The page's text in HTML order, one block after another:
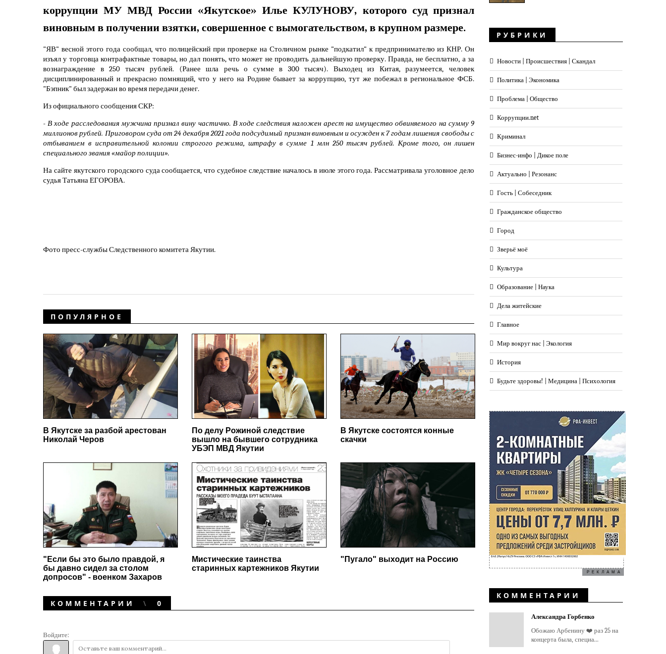
коррупции МУ МВД России «Якутское»Илье КУЛУНОВУ, которого суд признал
виновным в получении взятки, совершенное с вымогательством, в крупном размере.
"ЯВ" весной этого года сообщал, что полицейский при проверке на Столичном рынке "подкатил" к предпринимателю из КНР. Он
изъял у торговца контрафактные товары, но дал понять, что может не проводить дальнейшую проверку. Правда, не бесплатно, а за
вознаграждение в 250 тысяч рублей. (Ранее шла речь о сумме в 300 тысяч). Выходец из Китая, разумеется, человек
дисциплинированный и прекрасно помнящий, что у него на Родине бывает за коррупцию, тут же побежал в региональное ФСБ.
"Бэпник" был задержан во время передачи денег.
Из официального сообщения СКР:
-В ходе расследования мужчина признал вину частично. В ходе следствия наложен арест на имущество обвиняемого на сумму 9
миллионов рублей. Приговором суда от 24 декабря 2021 года подсудимый признан виновным и осужден к 7 годам лишения свободы с
отбыванием в исправительной колонии строгого режима, штрафу в сумме 1 млн 250 тысяч рублей. Кроме того, он лишен
специального звания «майор полиции».
На сайте якутского городского суда сообщается, что судебное следствие началось в июле этого года. Рассматривала уголовное дело
судья Татьяна ЕГОРОВА.
Фото пресс-службы Следственного комитета Якутии.
ПОПУЛЯРНОЕ
В Якутске за разбой арестован
Николай Черов
По делу Рожиной следствие
вышло на бывшего сотрудника
УБЭП МВД Якутии
В Якутске состоятся конные
скачки
"Если бы это было правдой, я
бы давно сидел за столом
допросов" - военком Захаров
Мистические таинства
старинных картежников Якутии
"Пугало" выходит на Россию
КОММЕНТАРИИ 0
Войдите:
РУБРИКИ
Новости | Происшествия | Скандал
Политика | Экономика
Проблема | Общество
Коррупции.net
Криминал
Бизнес-инфо | Дикое поле
Актуально | Резонанс
Гость | Собеседник
Гражданское общество
Город
Зверьё моё
Культура
Образование | Наука
Дела житейские
Главное
Мир вокруг нас | Экология
История
Будьте здоровы! | Медицина | Психология
РЕКЛАМА
КОММЕНТАРИИ
Александра Горбенко
Обожаю Арбенину ❤️ раз 25 на
концерта была, специа...